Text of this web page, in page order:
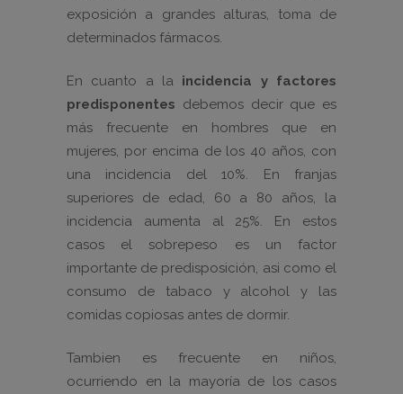
exposición a grandes alturas, toma de
determinados fármacos.
En cuanto a la incidencia y factores
predisponentes debemos decir que es
más frecuente en hombres que en
mujeres, por encima de los 40 años, con
una incidencia del 10%. En franjas
superiores de edad, 60 a 80 años, la
incidencia aumenta al 25%. En estos
casos el sobrepeso es un factor
importante de predisposición, asi como el
consumo de tabaco y alcohol y las
comidas copiosas antes de dormir.
Tambien es frecuente en niños,
ocurriendo en la mayoría de los casos